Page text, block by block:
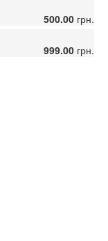
500.00 грн.
999.00 грн.